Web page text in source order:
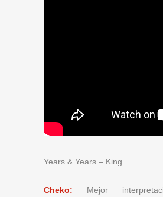
Years & Years – King
Cheko: Mejor